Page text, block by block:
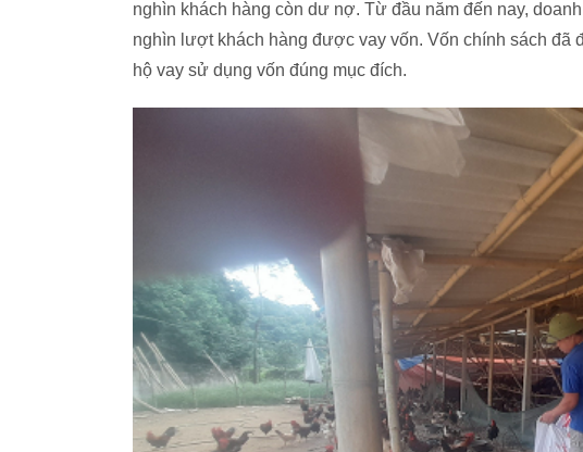
nghìn khách hàng còn dư nợ. Từ đầu năm đến nay,
nghìn lượt khách hàng được vay vốn. Vốn chính sách
hộ vay sử dụng vốn đúng mục đích.